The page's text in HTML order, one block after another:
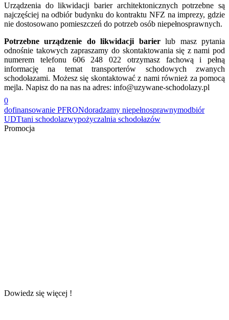
Urządzenia do likwidacji barier architektonicznych potrzebne są
najczęściej na odbiór budynku do kontraktu NFZ na imprezy, gdzie
nie dostosowano pomieszczeń do potrzeb osób niepełnosprawnych.
Potrzebne urządzenie do likwidacji barierlub masz pytania
odnośnie takowych zapraszamy do skontaktowania się z nami pod
numerem telefonu 606 248 022 otrzymasz fachową i pełną
informację na temat transporterów schodowych zwanych
schodołazami. Możesz się skontaktować z nami również za pomocą
mejla. Napisz do na nas na adres: info@uzywane-schodolazy.pl
0
dofinansowanie PFRONdoradzamy niepełnosprawnymodbiór
UDTtani schodolazwypożyczalnia schodołazów
Promocja
Dowiedz się więcej !